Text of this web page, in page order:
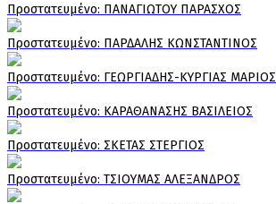
Πρoστατευμένο: ΠΑΝΑΓΙΩΤΟΥ ΠΑΡΑΣΧΟΣ
Πρoστατευμένο: ΠΑΡΔΑΛΗΣ ΚΩΝΣΤΑΝΤΙΝΟΣ
Πρoστατευμένο: ΓΕΩΡΓΙΑΔΗΣ-ΚΥΡΓΙΑΣ ΜΑΡΙΟΣ
Πρoστατευμένο: ΚΑΡΑΘΑΝΑΣΗΣ ΒΑΣΙΛΕΙΟΣ
Πρoστατευμένο: ΣΚΕΤΑΣ ΣΤΕΡΓΙΟΣ
Πρoστατευμένο: ΤΣΙΟΥΜΑΣ ΑΛΕΞΑΝΔΡΟΣ